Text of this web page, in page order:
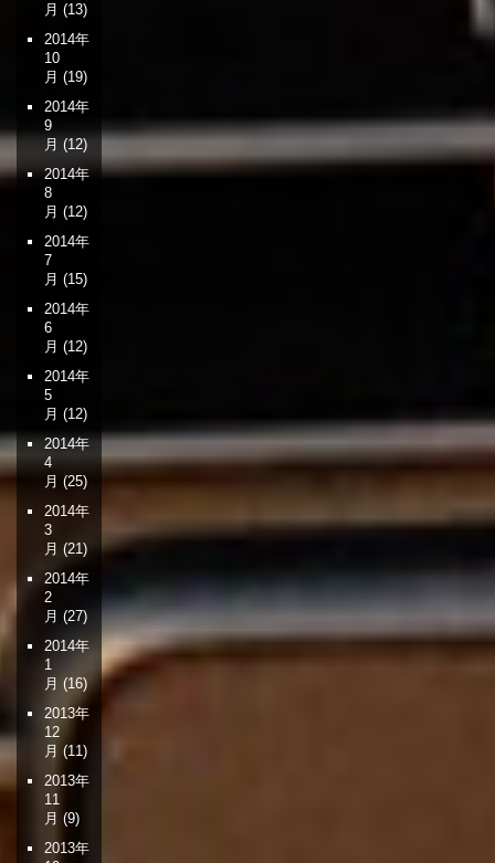
月 (13)
2014年
10
月 (19)
2014年
9
月 (12)
2014年
8
月 (12)
2014年
7
月 (15)
2014年
6
月 (12)
2014年
5
月 (12)
2014年
4
月 (25)
2014年
3
月 (21)
2014年
2
月 (27)
2014年
1
月 (16)
2013年
12
月 (11)
2013年
11
月 (9)
2013年